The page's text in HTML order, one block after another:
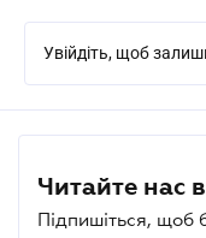
Увійдіть, щоб
Читайте нас
Підпишіться, щоб